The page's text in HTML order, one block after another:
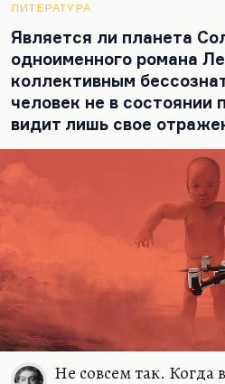
непредсказуемость. Вот
самой игры, идею
вообще идею
позиции, человеческого
уничтожаете человека, и
не…
ЛИТЕРАТУРА
Является ли планета
одноименного романа
коллективным
человек не в состоянии
видит лишь свое
Не совсем так. Когда